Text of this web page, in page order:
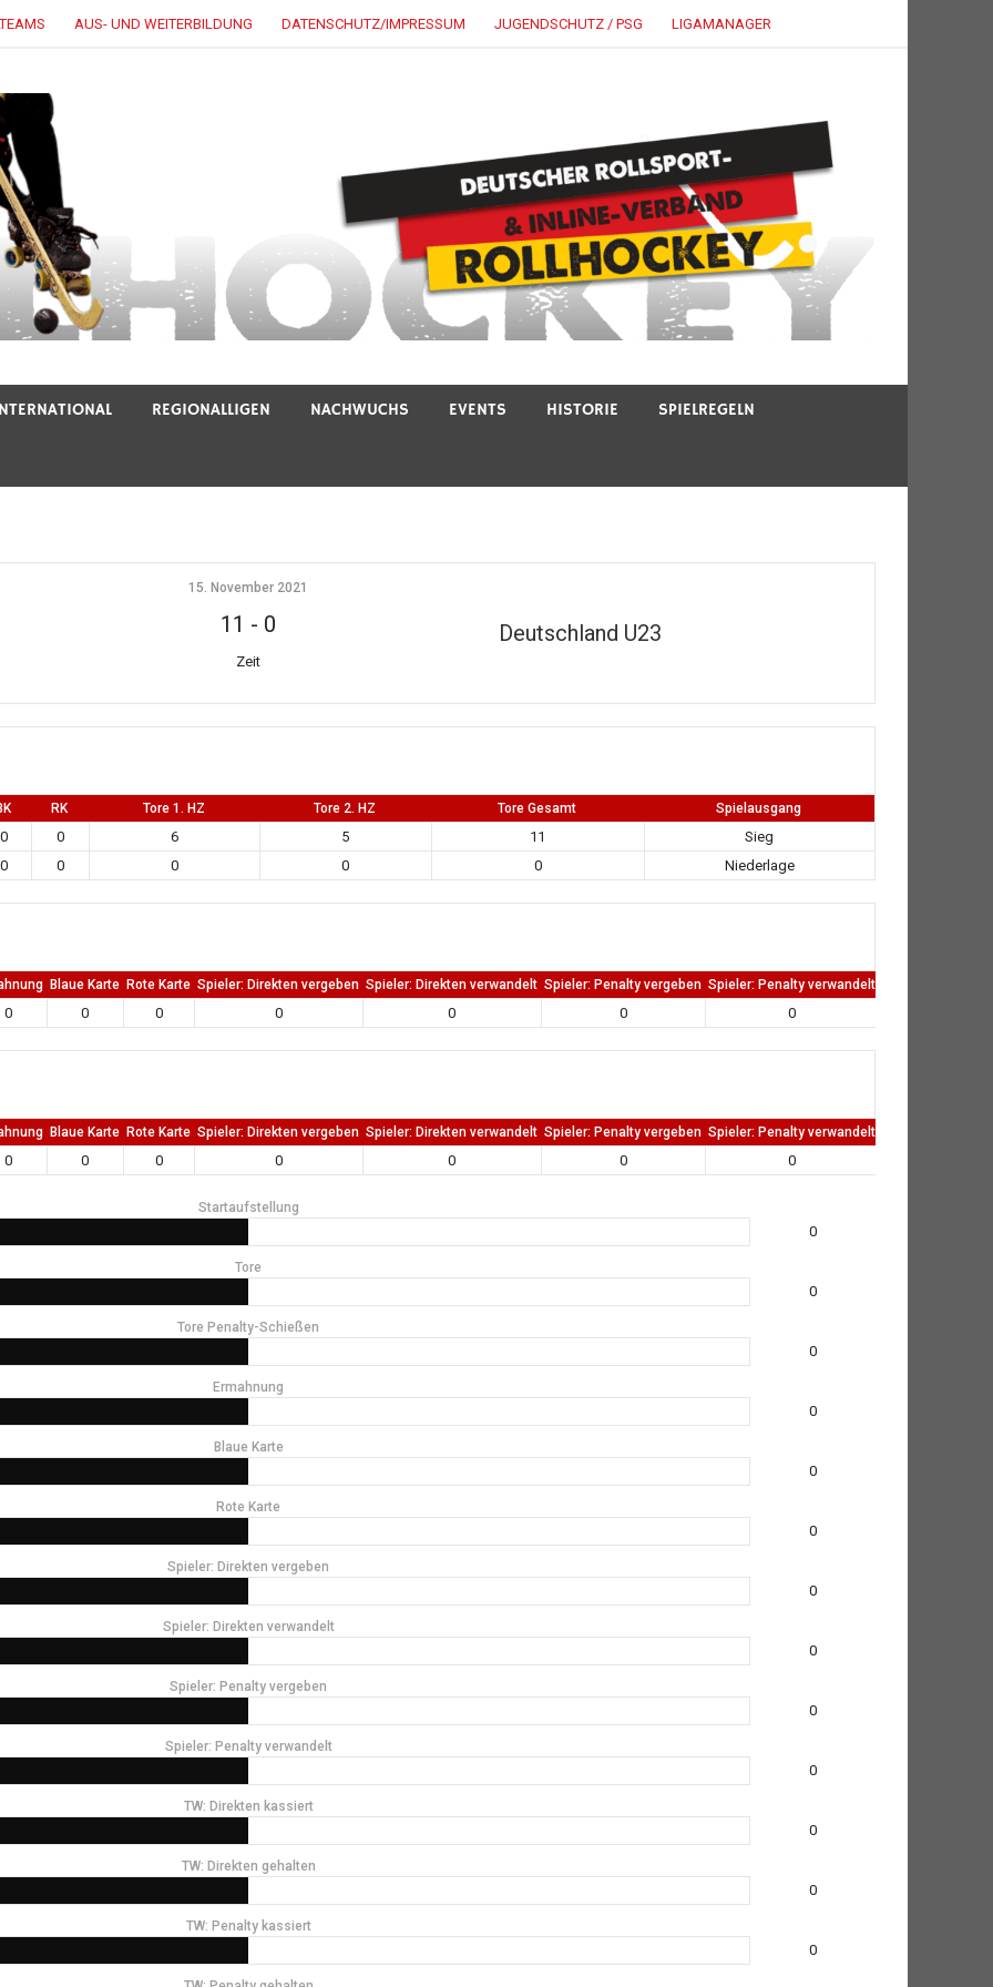
AUS- UND WEITERBILDUNG DATENSCHUTZ/IMPRESSUM JUGENDSCHUTZ / PSG LIGAMANAGER
REGIONALLIGEN NACHWUCHS EVENTS HISTORIE SPIELREGELN
Deutschland U23
15. November 2021
11 - 0
Zeit
RK Tore 1. HZ Tore 2. HZ Tore Gesamt Spielausgang
0 0 6 5 11
Sieg
0 0 0 0 0 Niederlage
Blaue Karte Rote Karte Spieler: Direkten vergeben Spieler: Direkten verwandelt Spieler: Penalty vergeben Spieler: Penalty verwandelt
0 0 0 0 0 0 0
Blaue Karte Rote Karte Spieler: Direkten vergeben Spieler: Direkten verwandelt Spieler: Penalty vergeben Spieler: Penalty verwandelt
0 0 0 0 0 0 0
Startaufstellung
0
Tore
0
Tore Penalty-Schießen
0
Ermahnung
0
Blaue Karte
0
Rote Karte
0
Spieler: Direkten vergeben
0
Spieler: Direkten verwandelt
0
Spieler: Penalty vergeben
0
Spieler: Penalty verwandelt
0
TW: Direkten kassiert
0
TW: Direkten gehalten
0
TW: Penalty kassiert
0